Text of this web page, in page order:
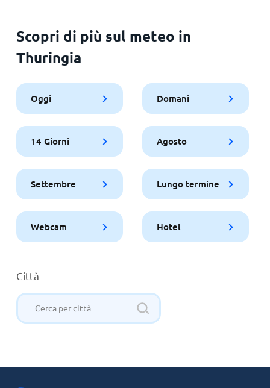
Scopri di più sul meteo in
Thuringia
Oggi Domani
14 Giorni Agosto
Settembre Lungo termine
Webcam Hotel
Città